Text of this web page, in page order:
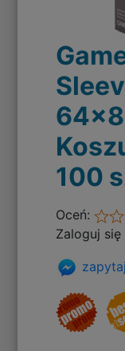
100
Oceń:
Zaloguj